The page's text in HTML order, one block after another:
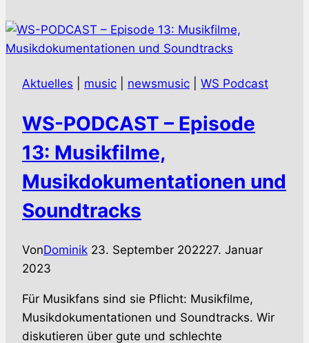
Auf
eigenen
unterwegs
Weitere
Single
und
Konzerte)
Aktuelles music newsmusic WS Podcast
WS-PODCAST – Episode
13: Musikfilme,
Musikdokumentationen und
Soundtracks
VonDominik 23. September 202227. Januar
2023
Für Musikfans sind sie Pflicht: Musikfilme,
Musikdokumentationen und Soundtracks. Wir
diskutieren über gute und schlechte